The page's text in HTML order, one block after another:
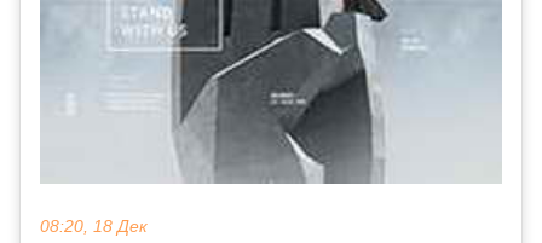
08:20, 18 Дек